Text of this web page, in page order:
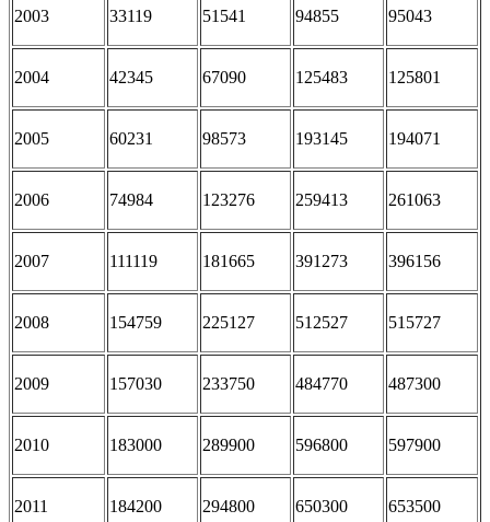
2003 33119 51541 94855 95043
2004 42345 67090 125483 125801
2005 60231 98573 193145 194071
2006 74984 123276 259413 261063
2007 111119 181665 391273 396156
2008 154759 225127 512527 515727
2009 157030 233750 484770 487300
2010 183000 289900 596800 597900
2011 184200 294800 650300 653500